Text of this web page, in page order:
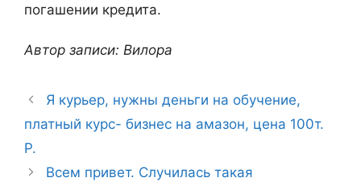
погашении кредита.
Автор записи: Вилора
Я курьер, нужны деньги на обучение,
платный курс- бизнес на амазон, цена 100т.
Р.
Всем привет. Случилась такая